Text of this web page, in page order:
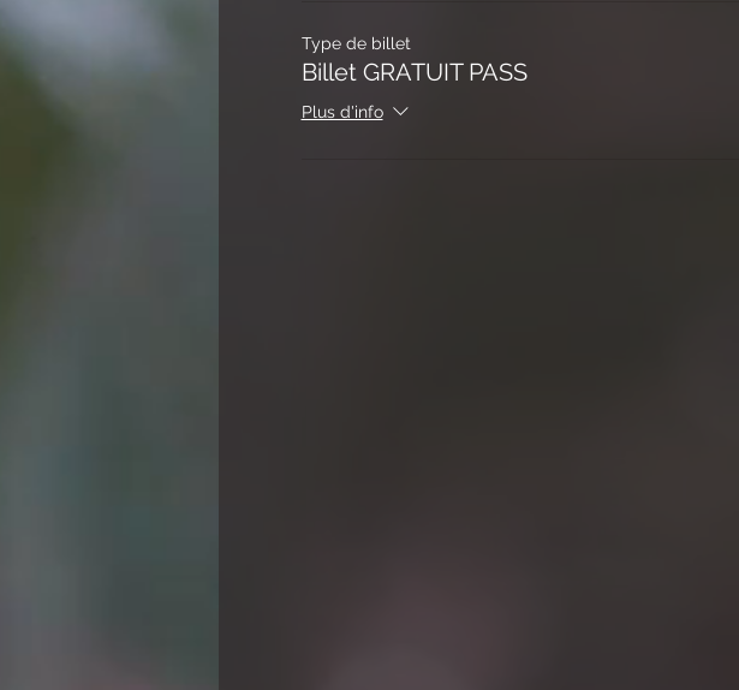
Type de billet
Billet GRATUIT PASS
Plus d'info